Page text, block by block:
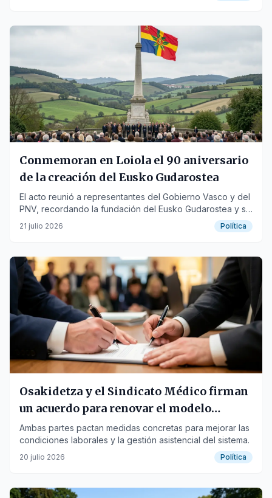
Conmemoran en Loiola el 90 aniversario
de la creación del Eusko Gudarostea
El acto reunió a representantes del Gobierno Vasco y del
PNV, recordando la fundación del Eusko Gudarostea y su
importancia histórica.
21 julio 2026 Política
Osakidetza y el Sindicato Médico firman
un acuerdo para renovar el modelo
sanitario
Ambas partes pactan medidas concretas para mejorar las
condiciones laborales y la gestión asistencial del sistema.
20 julio 2026 Política